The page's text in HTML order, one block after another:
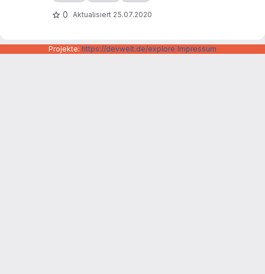
0 Aktualisiert 25.07.2020
Projekte: https://devwelt.de/explore Impressum